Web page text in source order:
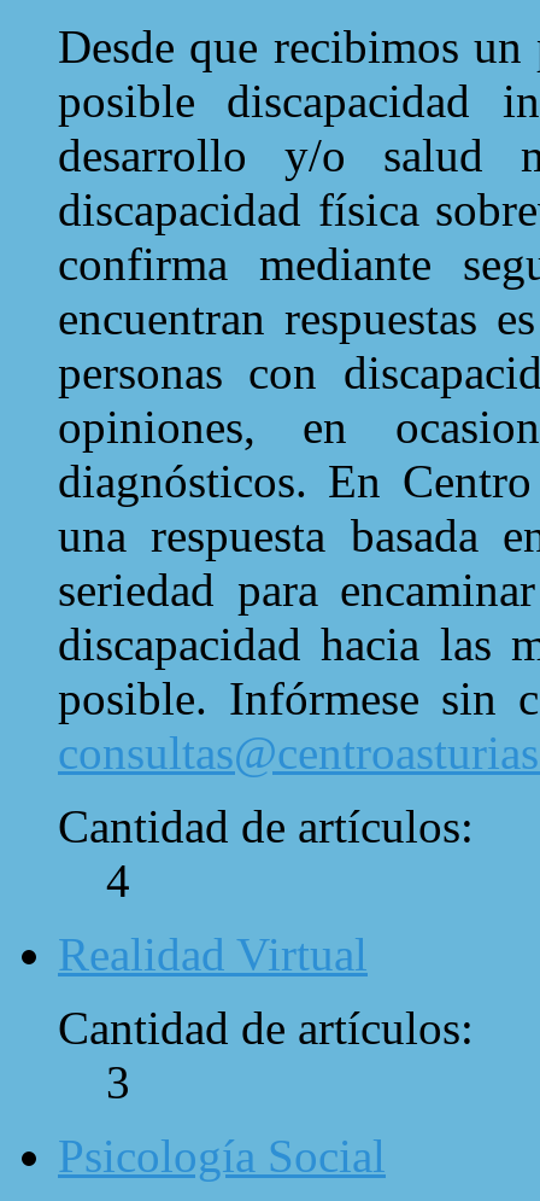
Desde que recibimos
posible discapacidad
desarrollo y/o
discapacidad física
confirma mediante
encuentran respuestas
personas con
opiniones, en
diagnósticos. En
una respuesta basada
seriedad para
discapacidad hacia las
posible. Infórmese sin
Cantidad de artículos:
4
Realidad Virtual
Cantidad de artículos:
3
Psicología Social